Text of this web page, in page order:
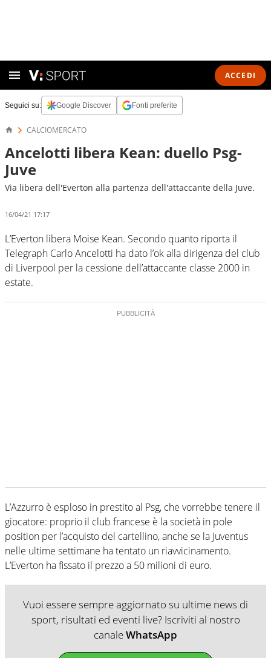
ACCEDI
Seguici su: Google Discover Fonti preferite
CALCIOMERCATO
Ancelotti libera Kean: duello Psg-
Juve
Via libera dell'Everton alla partenza dell'attaccante della Juve.
16/04/21 17:17
L’Everton libera Moise Kean. Secondo quanto riporta il
Telegraph Carlo Ancelotti ha dato l’ok alla dirigenza del club
di Liverpool per la cessione dell’attaccante classe 2000 in
estate.
L’Azzurro è esploso in prestito al Psg, che vorrebbe tenere il
giocatore: proprio il club francese è la società in pole
position per l’acquisto del cartellino, anche se la Juventus
nelle ultime settimane ha tentato un riavvicinamento.
L’Everton ha fissato il prezzo a 50 milioni di euro.
Vuoi essere sempre aggiornato su ultime news di
sport, risultati ed eventi live? Iscriviti al nostro
canaleWhatsApp